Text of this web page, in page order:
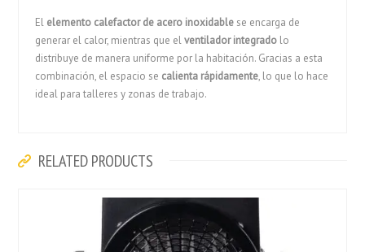
El elemento calefactor de acero inoxidable se encarga de
generar el calor, mientras que elventilador integrado lo
distribuye de manera uniforme por la habitación. Gracias a esta
combinación, el espacio se calienta rápidamente, lo que lo hace
ideal para talleres y zonas de trabajo.
RELATED PRODUCTS